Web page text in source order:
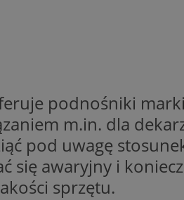
podnośniki
m.in. dla
pod uwagę
się awaryjny i
sprzętu.
sesji.
sesji.
sesji.
obsługuje
optymalizacji